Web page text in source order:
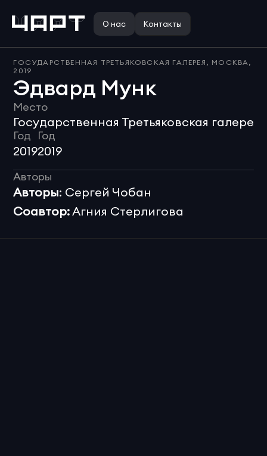
О нас Контакты
ГОСУДАРСТВЕННАЯ ТРЕТЬЯКОВСКАЯ ГАЛЕРЕЯ, МОСКВА,
2019
Эдвард Мунк
Место
Государственная Третьяковская галерея
Год
2019
Год
2019
Авторы
Авторы: Сергей Чобан
Соавтор: Агния Стерлигова